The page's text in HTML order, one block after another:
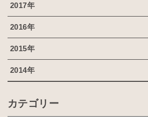
2017年
2016年
2015年
2014年
カテゴリー